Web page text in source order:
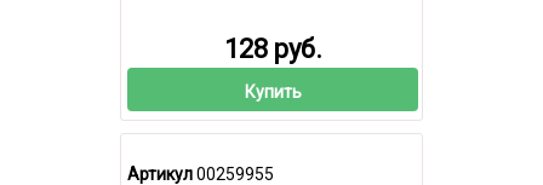
128 руб.
Купить
Артикул00259955